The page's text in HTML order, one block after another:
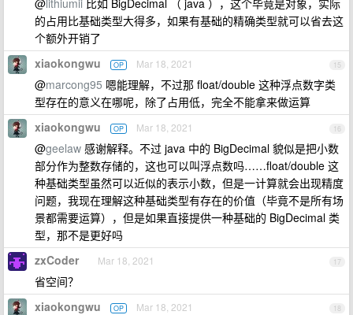
@lithiumii 比如 BigDecimal （ java ），这个毕竟是对象，实际
的占用比基础类型大得多，如果有基础的精确类型就可以省去这
个额外开销了
15
xiaokongwu OP Mar 18, 2021
@marcong95 嗯能理解，不过那 float/double 这种浮点数字类
型存在的意义在哪呢，除了占用低，完全不能拿来做运算
16
xiaokongwu OP Mar 18, 2021
@geelaw 感谢解释。不过 java 中的 BigDecimal 貌似是把小数
部分作为整数存储的，这也可以叫浮点数吗……float/double 这
种基础类型虽然可以近似的表示小数，但是一计算就会出现精度
问题，我现在理解这种基础类型有存在的价值（毕竟不是所有场
景都需要运算），但是如果直接提供一种基础的 BigDecimal 类
型，那不是更好吗
17
zxCoder Mar 18, 2021
省空间？
18
xiaokongwu OP Mar 18, 2021